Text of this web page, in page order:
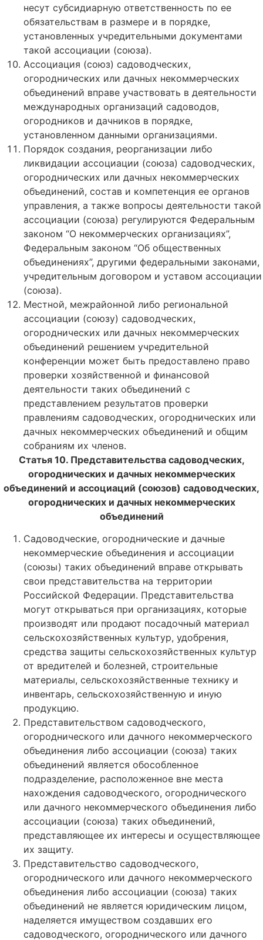
несут субсидиарную ответственность по ее
обязательствам в размере и в порядке,
установленных учредительными документами
такой ассоциации (союза).
Ассоциация (союз) садоводческих,
огороднических или дачных некоммерческих
объединений вправе участвовать в деятельности
международных организаций садоводов,
огородников и дачников в порядке,
установленном данными организациями.
Порядок создания, реорганизации либо
ликвидации ассоциации (союза) садоводческих,
огороднических или дачных некоммерческих
объединений, состав и компетенция ее органов
управления, а также вопросы деятельности такой
ассоциации (союза) регулируются Федеральным
законом “О некоммерческих организациях”,
Федеральным законом “Об общественных
объединениях”, другими федеральными законами,
учредительным договором и уставом ассоциации
(союза).
Местной, межрайонной либо региональной
ассоциации (союзу) садоводческих,
огороднических или дачных некоммерческих
объединений решением учредительной
конференции может быть предоставлено право
проверки хозяйственной и финансовой
деятельности таких объединений с
представлением результатов проверки
правлениям садоводческих, огороднических или
дачных некоммерческих объединений и общим
собраниям их членов.
Статья 10. Представительства садоводческих,
огороднических и дачных некоммерческих
объединений и ассоциаций (союзов) садоводческих,
огороднических и дачных некоммерческих
объединений
Садоводческие, огороднические и дачные
некоммерческие объединения и ассоциации
(союзы) таких объединений вправе открывать
свои представительства на территории
Российской Федерации. Представительства
могут открываться при организациях, которые
производят или продают посадочный материал
сельскохозяйственных культур, удобрения,
средства защиты сельскохозяйственных культур
от вредителей и болезней, строительные
материалы, сельскохозяйственные технику и
инвентарь, сельскохозяйственную и иную
продукцию.
Представительством садоводческого,
огороднического или дачного некоммерческого
объединения либо ассоциации (союза) таких
объединений является обособленное
подразделение, расположенное вне места
нахождения садоводческого, огороднического
или дачного некоммерческого объединения либо
ассоциации (союза) таких объединений,
представляющее их интересы и осуществляющее
их защиту.
Представительство садоводческого,
огороднического или дачного некоммерческого
объединения либо ассоциации (союза) таких
объединений не является юридическим лицом,
наделяется имуществом создавших его
садоводческого, огороднического или дачного